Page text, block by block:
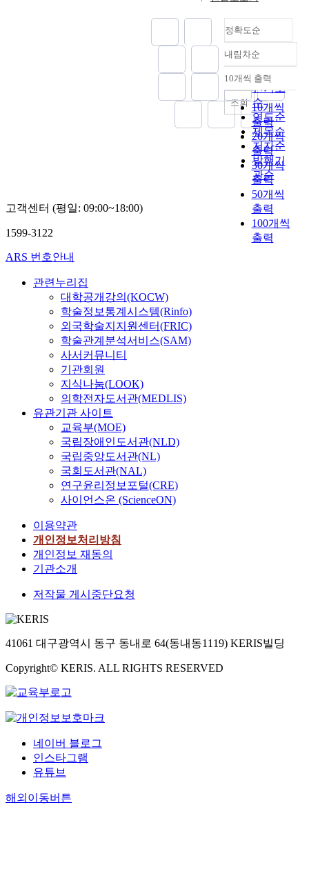
정확도순
정확도
순
인기도
순
연도순
제목순
저자순
발행기
관순
내림차순
내림차순
10개씩 출력
10개씩
출력
20개씩
출력
30개씩
출력
50개씩
출력
100개씩
출력
조회
고객센터 (평일: 09:00~18:00)
1599-3122
ARS 번호안내
관련누리집
대학공개강의(KOCW)
학술정보통계시스템(Rinfo)
외국학술지지원센터(FRIC)
학술관계분석서비스(SAM)
사서커뮤니티
기관회원
지식나눔(LOOK)
의학전자도서관(MEDLIS)
유관기관 사이트
교육부(MOE)
국립장애인도서관(NLD)
국립중앙도서관(NL)
국회도서관(NAL)
연구윤리정보포털(CRE)
사이언스온 (ScienceON)
이용약관
개인정보처리방침
개인정보 재동의
기관소개
저작물 게시중단요청
41061 대구광역시 동구 동내로 64(동내동1119) KERIS빌딩
Copyright© KERIS. ALL RIGHTS RESERVED
네이버 블로그
인스타그램
유튜브
해외이동버튼